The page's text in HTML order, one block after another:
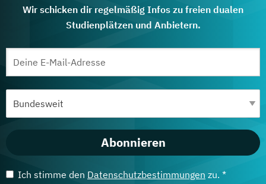
Wir schicken dir regelmäßig Infos zu freien dualen
Studienplätzen und Anbietern.
Abonnieren
Ich stimme den Datenschutzbestimmungen zu. *